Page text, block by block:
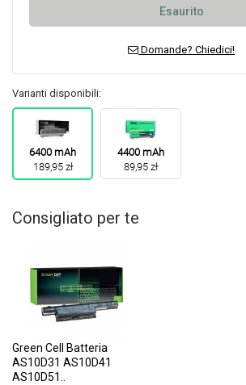
Esaurito
Domande? Chiedici!
Varianti disponibili:
6400 mAh
189,95 zł
4400 mAh
89,95 zł
Consigliato per te
Green Cell Batteria
AS10D31 AS10D41
AS10D51..